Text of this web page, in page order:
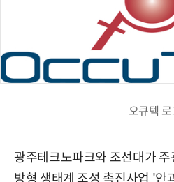
오큐텍 로
광주테크노파크와 조선대가
방형 생태계 조성 촉진사업 '안